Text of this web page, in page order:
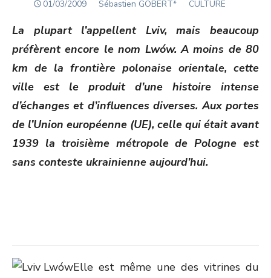
POSTED
01/03/2009 Author
Sébastien GOBERT* CULTURE
La plupart l’appellent Lviv, mais beaucoup
préfèrent encore le nom Lwów. A moins de 80
km de la frontière polonaise orientale, cette
ville est le produit d’une histoire intense
d’échanges et d’influences diverses. Aux portes
de l’Union européenne (UE), celle qui était avant
1939 la troisième métropole de Pologne est
sans conteste ukrainienne aujourd’hui.
Elle est même une des vitrines du